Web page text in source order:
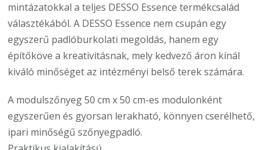
mintázatokkal a teljes DESSO Essence termékcsalád
választékából. A DESSO Essence nem csupán egy
egyszerű padlóburkolati megoldás, hanem egy
építőköve a kreativitásnak, mely kedvező áron kínál
kiváló minőséget az intézményi belső terek számára.
A modulszőnyeg 50 cm x 50 cm-es modulonként
egyszerűen és gyorsan lerakható, könnyen cserélhető,
ipari minőségű szőnyegpadló.